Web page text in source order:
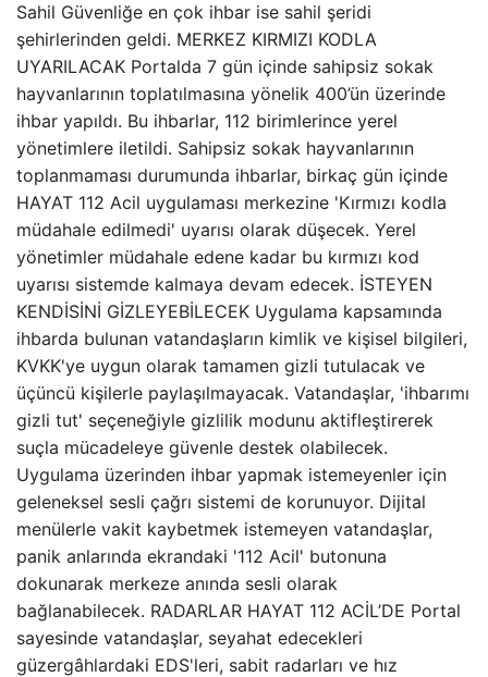
Sahil Güvenliğe en çok ihbar ise sahil şeridi
şehirlerinden geldi. MERKEZ KIRMIZI KODLA
UYARILACAK Portalda 7 gün içinde sahipsiz sokak
hayvanlarının toplatılmasına yönelik 400’ün üzerinde
ihbar yapıldı. Bu ihbarlar, 112 birimlerince yerel
yönetimlere iletildi. Sahipsiz sokak hayvanlarının
toplanmaması durumunda ihbarlar, birkaç gün içinde
HAYAT 112 Acil uygulaması merkezine 'Kırmızı kodla
müdahale edilmedi' uyarısı olarak düşecek. Yerel
yönetimler müdahale edene kadar bu kırmızı kod
uyarısı sistemde kalmaya devam edecek. İSTEYEN
KENDİSİNİ GİZLEYEBİLECEK Uygulama kapsamında
ihbarda bulunan vatandaşların kimlik ve kişisel bilgileri,
KVKK'ye uygun olarak tamamen gizli tutulacak ve
üçüncü kişilerle paylaşılmayacak. Vatandaşlar, 'ihbarımı
gizli tut' seçeneğiyle gizlilik modunu aktifleştirerek
suçla mücadeleye güvenle destek olabilecek.
Uygulama üzerinden ihbar yapmak istemeyenler için
geleneksel sesli çağrı sistemi de korunuyor. Dijital
menülerle vakit kaybetmek istemeyen vatandaşlar,
panik anlarında ekrandaki '112 Acil' butonuna
dokunarak merkeze anında sesli olarak
bağlanabilecek. RADARLAR HAYAT 112 ACİL’DE Portal
sayesinde vatandaşlar, seyahat edecekleri
güzergâhlardaki EDS'leri, sabit radarları ve hız